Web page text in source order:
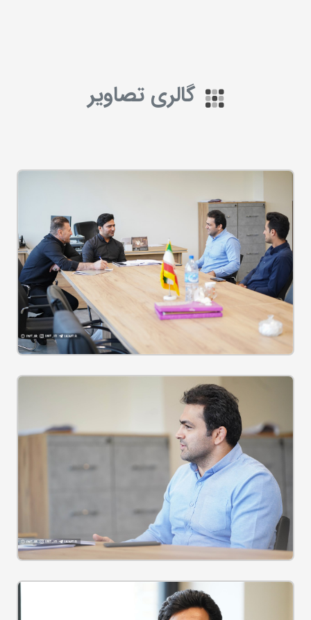
گالری تصاویر